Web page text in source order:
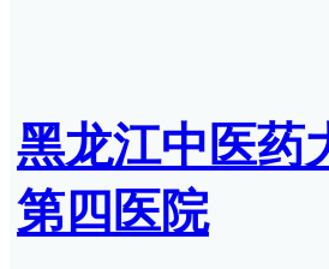
黑龙江中医药
第四医院